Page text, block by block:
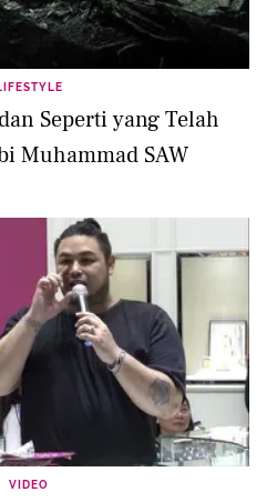
Seperti yang Telah
Muhammad SAW
VIDEO